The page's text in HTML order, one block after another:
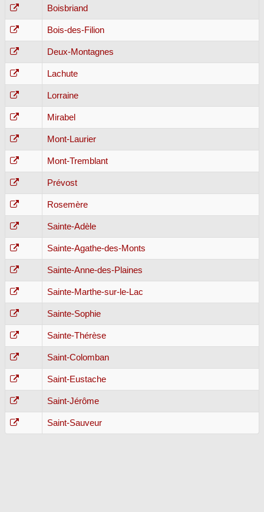
Boisbriand
Bois-des-Filion
Deux-Montagnes
Lachute
Lorraine
Mirabel
Mont-Laurier
Mont-Tremblant
Prévost
Rosemère
Sainte-Adèle
Sainte-Agathe-des-Monts
Sainte-Anne-des-Plaines
Sainte-Marthe-sur-le-Lac
Sainte-Sophie
Sainte-Thérèse
Saint-Colomban
Saint-Eustache
Saint-Jérôme
Saint-Sauveur